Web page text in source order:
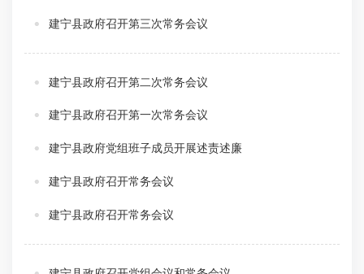
建宁县政府召开第三次常务会议
建宁县政府召开第二次常务会议
建宁县政府召开第一次常务会议
建宁县政府党组班子成员开展述责述廉
建宁县政府召开常务会议
建宁县政府召开常务会议